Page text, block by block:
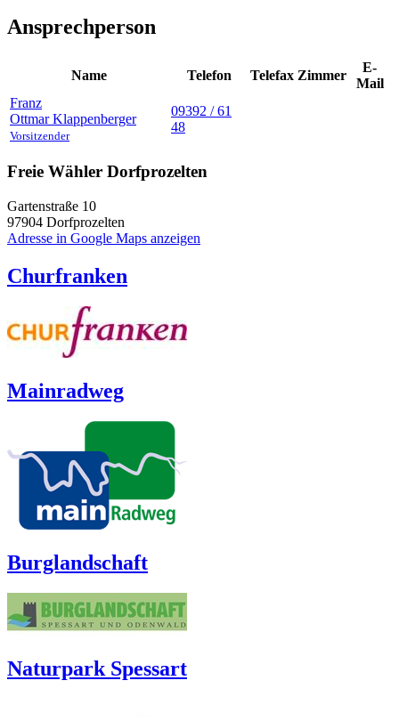
Ansprechperson
Name Telefon Telefax Zimmer
E-
Mail
Franz
Ottmar Klappenberger
Vorsitzender
09392 / 61
48
Freie Wähler Dorfprozelten
Gartenstraße 10
97904 Dorfprozelten
Adresse in Google Maps anzeigen
Churfranken
Mainradweg
Burglandschaft
Naturpark Spessart